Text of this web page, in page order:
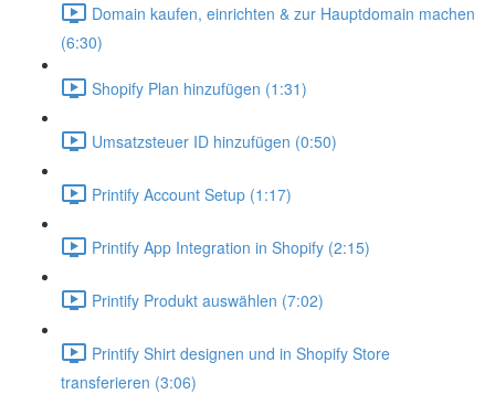
Domain kaufen, einrichten & zur Hauptdomain machen
(6:30)
Shopify Plan hinzufügen (1:31)
Umsatzsteuer ID hinzufügen (0:50)
Printify Account Setup (1:17)
Printify App Integration in Shopify (2:15)
Printify Produkt auswählen (7:02)
Printify Shirt designen und in Shopify Store
transferieren (3:06)